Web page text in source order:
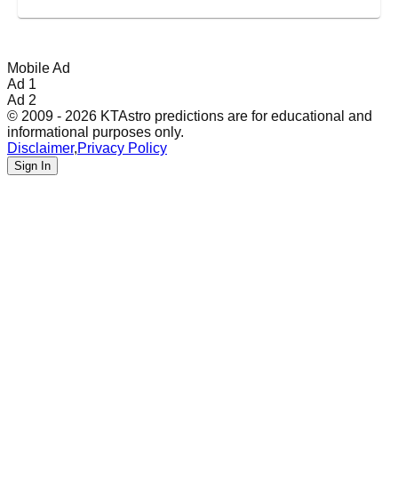
Mobile Ad
Ad 1
Ad 2
© 2009 - 2026 KTAstro predictions are for educational and
informational purposes only.
Disclaimer,Privacy Policy
Sign In